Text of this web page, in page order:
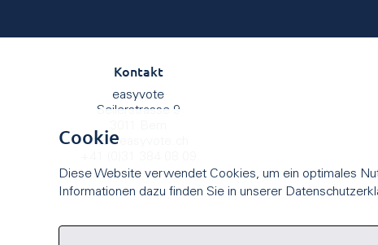
Kontakt
easyvote
Seilerstrasse 9
info@
Cookie
Diese Website verwendet Cookies, um ein optimales
Informationen dazu finden Sie in unserer